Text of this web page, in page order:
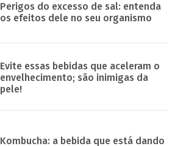
Perigos do excesso de sal: entenda
os efeitos dele no seu organismo
Evite essas bebidas que aceleram o
envelhecimento; são inimigas da
pele!
Kombucha: a bebida que está dando